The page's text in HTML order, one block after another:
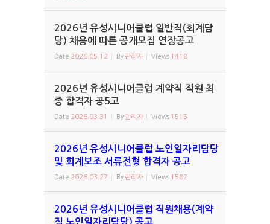
2026년 유성시니어클럽 일반직(회계담
당) 채용에 따른 공개모집 연장공고
Date 2026.05.12 By 관리자 Views 1418
2026년 유성시니어클럽 계약직 직원 최
종 합격자 공5고
Date 2026.03.31 By 관리자 Views 1515
2026년 유성시니어클럽 노인일자리담당
및 회계보조 서류전형 합격자 공고
Date 2026.03.27 By 관리자 Views 1582
2026년 유성시니어클럽 직원채용(계약
직 노인일자리담당) 공고